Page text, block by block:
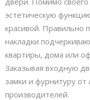
эстетическую
красивой. Правильно
накладки
квартиры, дома или
Заказывая входную
замки и фурнитуру
производителей.